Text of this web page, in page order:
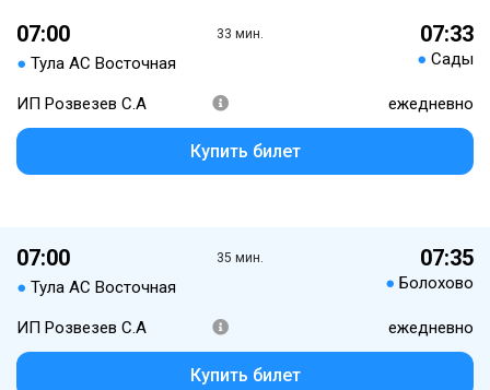
07:00
● Тула АС Восточная
33 мин. 07:33
● Сады
ИП Розвезев С.А ежедневно
Купить билет
07:00
● Тула АС Восточная
35 мин. 07:35
● Болохово
ИП Розвезев С.А ежедневно
Купить билет